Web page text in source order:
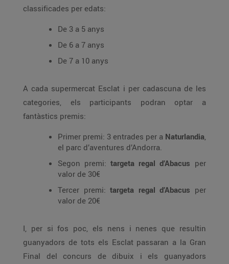
classificades per edats:
De 3 a 5 anys
De 6 a 7 anys
De 7 a 10 anys
A cada supermercat Esclat i per cadascuna de les
categories, els participants podran optar a
fantàstics premis:
Primer premi: 3 entrades per a Naturlandia,
el parc d’aventures d’Andorra.
Segon premi: targeta regal d’Abacus per
valor de 30€
Tercer premi: targeta regal d’Abacus per
valor de 20€
I, per si fos poc, els nens i nenes que resultin
guanyadors de tots els Esclat passaran a la Gran
Final del concurs de dibuix i els guanyadors